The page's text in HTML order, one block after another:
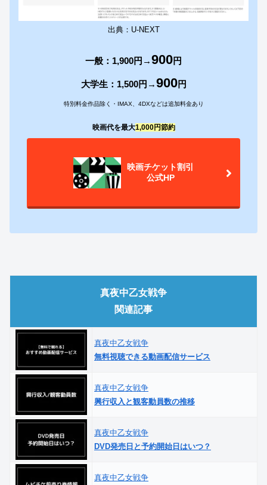
出典：U-NEXT
一般：1,900円→900円
大学生： 1,500円→900円
特別料金作品除く・IMAX、4DXなどは追加料金あり
映画代を最大1,000円節約
映画チケット割引
公式HP
真夜中乙女戦争
関連記事
真夜中乙女戦争
無料視聴できる動画配信サービス
真夜中乙女戦争
興行収入と観客動員数の推移
真夜中乙女戦争
DVD発売日と予約開始日はいつ？
真夜中乙女戦争